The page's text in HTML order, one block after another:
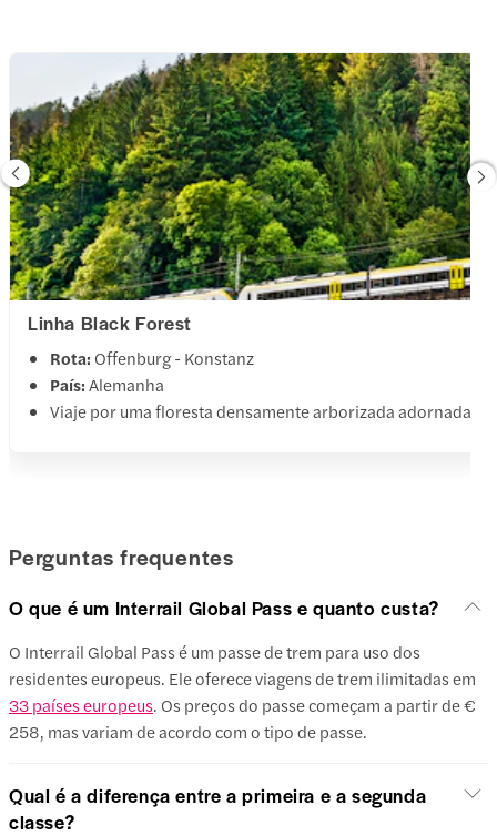
Linha Black Forest
Rota: Offenburg - Konstanz
País:Alemanha
Viaje por uma floresta densamente arborizada adornada
Perguntas frequentes
O que é um Interrail Global Pass e quanto custa?
O Interrail Global Pass é um passe de trem para uso dos
residentes europeus. Ele oferece viagens de trem ilimitadas em
33 países europeus. Os preços do passe começam a partir de €
258, mas variam de acordo com o tipo de passe.
Qual é a diferença entre a primeira e a segunda
classe?